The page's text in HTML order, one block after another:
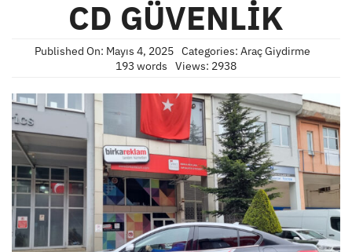
CD GÜVENLİK
Published On: Mayıs 4, 2025 Categories: Araç Giydirme
193 words
Views: 2938